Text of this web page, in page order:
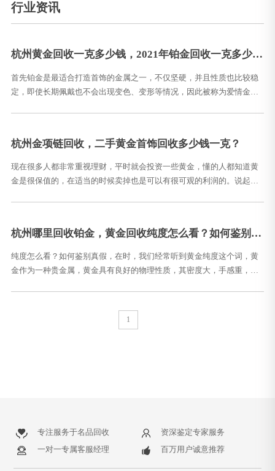
行业资讯
杭州黄金回收一克多少钱，2021年铂金回收一克多少
首先铂金是最适合打造首饰的金属之一，不仅坚硬，并且性质也比较稳
定，即使长期佩戴也不会出现变色、变形等情况，因此被称为爱情金
杭州金项链回收，二手黄金首饰回收多少钱一克？
现在很多人都非常重视理财，平时就会投资一些黄金，懂的人都知道黄
金是很保值的，在适当的时候卖掉也是可以有很可观的利润的。说起来
杭州哪里回收铂金，黄金回收纯度怎么看？如何鉴别真
纯度怎么看？如何鉴别真假，在时，我们经常听到黄金纯度这个词，黄
金作为一种贵金属，黄金具有良好的物理性质，其密度大，手感重，柔
1
专注服务于名品回收
资深鉴定专家服务
一对一专属客服经理
百万用户诚意推荐